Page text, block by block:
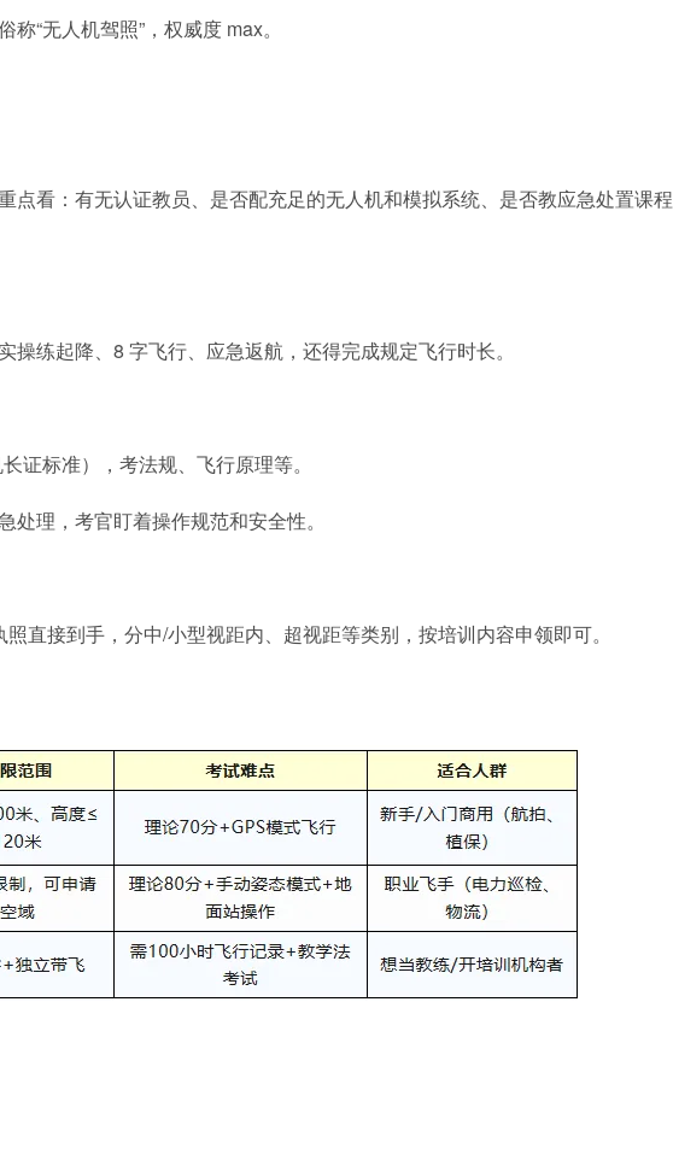
“无人机驾照”，权威度 max。
点看：有无认证教员、是否配充足的无人机和模拟系统、是否教应急处置课程
练起降、8 字飞行、应急返航，还得完成规定飞行时长。
证标准），考法规、飞行原理等。
理，考官盯着操作规范和安全性。
直接到手，分中/小型视距内、超视距等类别，按培训内容申领即可。